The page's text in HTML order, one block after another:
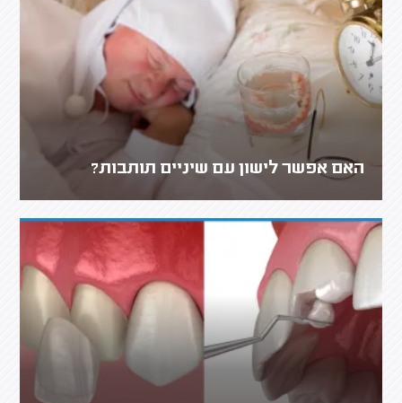
האם אפשר לישון עם שיניים תותבות?